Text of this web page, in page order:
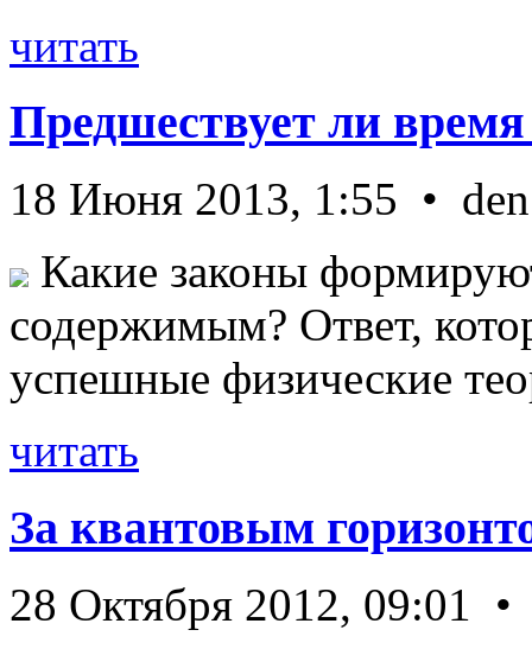
читать
Предшествует ли
18 Июня 2013, 1:55 • den
Какие законы
содержимым? Ответ,
успешные физические
читать
За квантовым
28 Октября 2012, 09:01